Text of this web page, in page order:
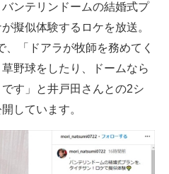
ンテリンドームの結婚式プ
擬似体験するロケを放送。
「ドアラが牧師を務めてく
野球をしたり、ドームなら
す」と井戸田さんとの2シ
しています。